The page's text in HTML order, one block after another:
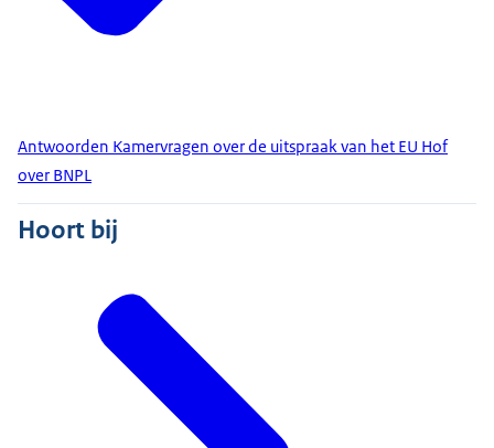
Antwoorden Kamervragen over de uitspraak van het EU Hof
over BNPL
Hoort bij